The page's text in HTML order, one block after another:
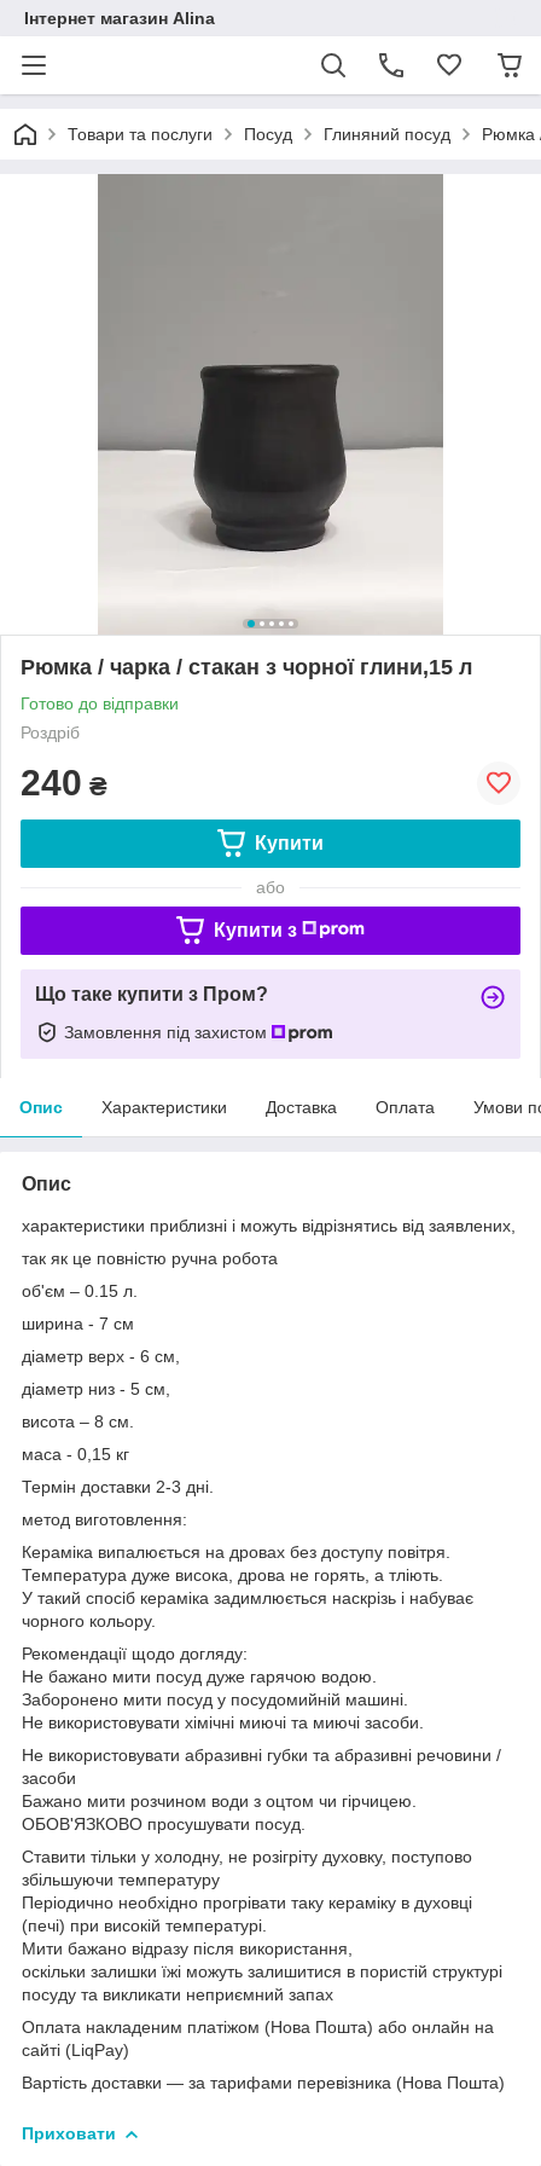
Інтернет магазин Alina
Товари та послуги Посуд Глиняний посуд Рюмка
Рюмка / чарка / стакан з чорної глини,15 л
Готово до відправки
Роздріб
240 ₴
Купити
або
Купити з
Що таке купити з Пром?
Замовлення під захистом
Опис Характеристики Доставка Оплата Умови
Опис
характеристики приблизні і можуть відрізнятись від заявлених,
так як це повністю ручна робота
об'єм – 0.15 л.
ширина - 7 см
діаметр верх - 6 см,
діаметр низ - 5 см,
висота – 8 см.
маса - 0,15 кг
Термін доставки 2-3 дні.
метод виготовлення:
Кераміка випалюється на дровах без доступу повітря.
Температура дуже висока, дрова не горять, а тліють.
У такий спосіб кераміка задимлюється наскрізь і набуває
чорного кольору.
Рекомендації щодо догляду:
Не бажано мити посуд дуже гарячою водою.
Заборонено мити посуд у посудомийній машині.
Не використовувати хімічні миючі та миючі засоби.
Не використовувати абразивні губки та абразивні речовини /
засоби
Бажано мити розчином води з оцтом чи гірчицею.
ОБОВ'ЯЗКОВО просушувати посуд.
Ставити тільки у холодну, не розігріту духовку, поступово
збільшуючи температуру
Періодично необхідно прогрівати таку кераміку в духовці
(печі) при високій температурі.
Мити бажано відразу після використання,
оскільки залишки їжі можуть залишитися в пористій структурі
посуду та викликати неприємний запах
Оплата накладеним платіжом (Нова Пошта) або онлайн на
сайті (LiqPay)
Вартість доставки — за тарифами перевізника (Нова Пошта)
Приховати